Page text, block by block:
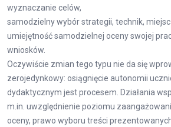
wyznaczanie celów,
samodzielny wybór strategii, technik,
umiejętność samodzielnej oceny swojej
wniosków.
Oczywiście zmian tego typu nie da się
zerojedynkowy: osiągnięcie autonomii
dydaktycznym jest procesem. Działania
m.in. uwzględnienie poziomu
oceny, prawo wyboru treści